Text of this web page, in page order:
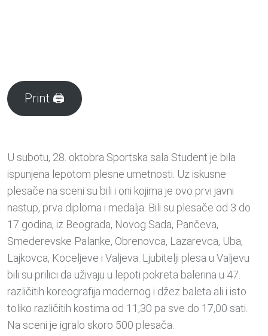
Print 🖨
U subotu, 28. oktobra Sportska sala Student je bila
ispunjena lepotom plesne umetnosti. Uz iskusne
plesače na sceni su bili i oni kojima je ovo prvi javni
nastup, prva diploma i medalja. Bili su plesače od 3 do
17 godina, iz Beograda, Novog Sada, Pančeva,
Smederevske Palanke, Obrenovca, Lazarevca, Uba,
Lajkovca, Koceljeve i Valjeva. Ljubitelji plesa u Valjevu
bili su prilici da uživaju u lepoti pokreta balerina u 47.
različitih koreografija modernog i džez baleta ali i isto
toliko različitih kostima od 11,30 pa sve do 17,00 sati.
Na sceni je igralo skoro 500 plesača.